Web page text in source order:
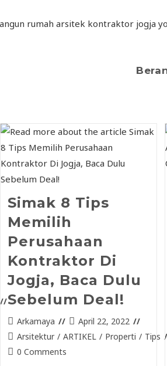
Simak 8 Tips
Memilih
Perusahaan
Kontraktor Di
Jogja, Baca Dulu
Sebelum Deal!
Arkamaya
April 22, 2022
Arsitektur / ARTIKEL / Properti / Tips
0 Comments